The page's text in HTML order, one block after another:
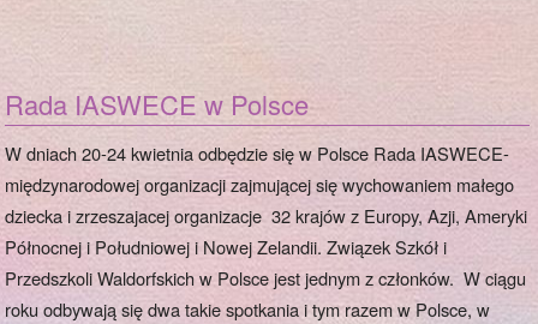
Rada IASWECE w Polsce
W dniach 20-24 kwietnia odbędzie się w Polsce Rada IASWECE-
międzynarodowej organizacji zajmującej się wychowaniem małego
dziecka i zrzeszajacej organizacje 32 krajów z Europy, Azji, Ameryki
Północnej i Południowej i Nowej Zelandii. Związek Szkół i
Przedszkoli Waldorfskich w Polsce jest jednym z członków. W ciągu
roku odbywają się dwa takie spotkania i tym razem w Polsce, w